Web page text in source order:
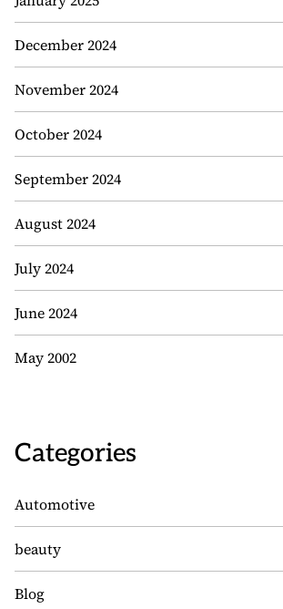
December 2024
November 2024
October 2024
September 2024
August 2024
July 2024
June 2024
May 2002
Categories
Automotive
beauty
Blog